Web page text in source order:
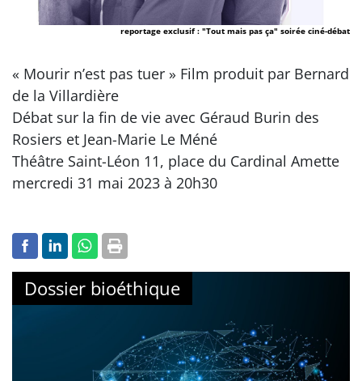
reportage exclusif : "Tout mais pas ça" soirée ciné-débat
« Mourir n’est pas tuer » Film produit par Bernard
de la Villardière
Débat sur la fin de vie avec Géraud Burin des
Rosiers et Jean-Marie Le Méné
Théâtre Saint-Léon 11, place du Cardinal Amette
mercredi 31 mai 2023 à 20h30
Dossier bioéthique